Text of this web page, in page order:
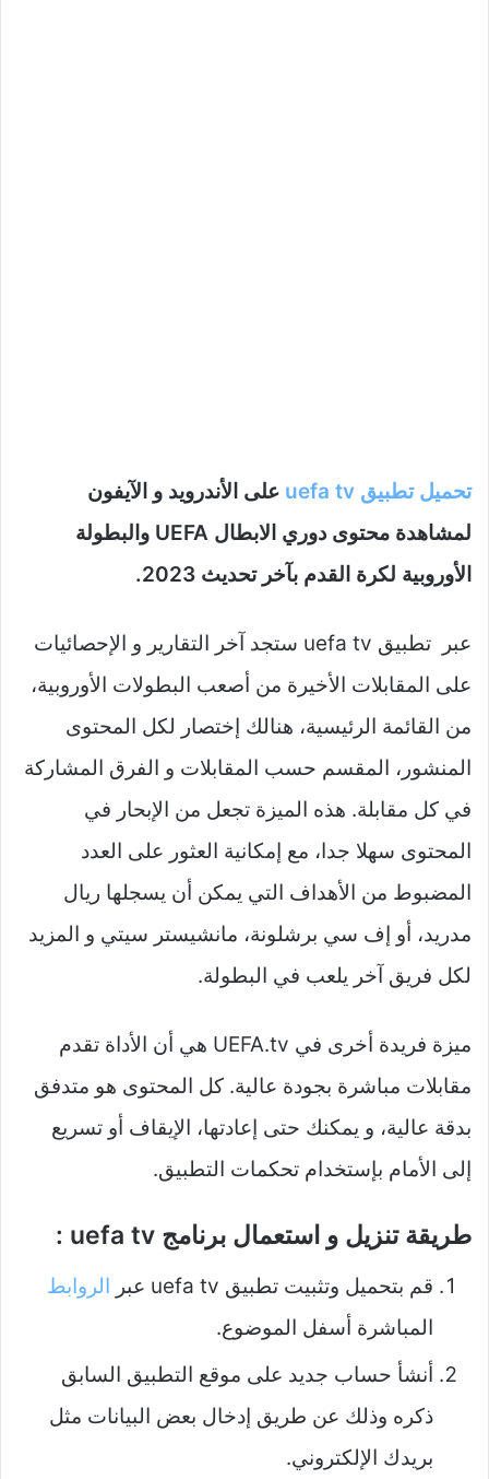
تحميل تطبيق uefa tv
على الأندرويد و الآيفون
لمشاهدة محتوى دوري الابطال UEFA والبطولة
الأوروبية لكرة القدم بآخر تحديث 2023.
عبر تطبيق uefa tv ستجد آخر التقارير و الإحصائيات
على المقابلات الأخيرة من أصعب البطولات الأوروبية،
من القائمة الرئيسية، هنالك إختصار لكل المحتوى
المنشور، المقسم حسب المقابلات و الفرق المشاركة
في كل مقابلة. هذه الميزة تجعل من الإبحار في
المحتوى سهلا جدا، مع إمكانية العثور على العدد
المضبوط من الأهداف التي يمكن أن يسجلها ريال
مدريد، أو إف سي برشلونة، مانشيستر سيتي و المزيد
لكل فريق آخر يلعب في البطولة.
ميزة فريدة أخرى في UEFA.tv هي أن الأداة تقدم
مقابلات مباشرة بجودة عالية. كل المحتوى هو متدفق
بدقة عالية، و يمكنك حتى إعادتها، الإيقاف أو تسريع
إلى الأمام بإستخدام تحكمات التطبيق.
طريقة تنزيل و استعمال برنامج uefa tv :
قم بتحميل وتثبيت تطبيق uefa tv عبر
الروابط
المباشرة أسفل الموضوع.
أنشأ حساب جديد على موقع التطبيق السابق
ذكره وذلك عن طريق إدخال بعض البيانات مثل
بريدك الإلكتروني.